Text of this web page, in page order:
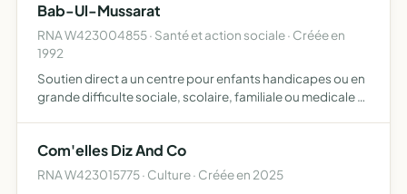
Bab-Ul-Mussarat
RNA W423004855 · Santé et action sociale · Créée en
1992
Soutien direct a un centre pour enfants handicapes ou en
grande difficulte sociale, scolaire, familiale ou medicale a
Com'elles Diz And Co
RNA W423015775 · Culture · Créée en 2025